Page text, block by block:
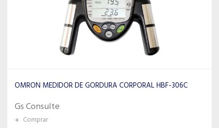
OMRON MEDIDOR DE GORDURA CORPORAL HBF-306C
Gs Consulte
+ Comprar